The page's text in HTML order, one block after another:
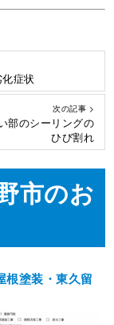
症状
次の記事 >
部のシーリングの
ひび割れ
市のお
根塗装・東久留